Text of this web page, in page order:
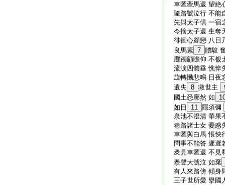
車匿牽馬還 望絶
隨路號泣行 不能
先與太子倶 一宿
今捨太子還 生奪
徘徊心顧戀 八日
良馬素 7 體駿
躑躅顧瞻仰 不覩
流涙四體垂 憔悴
旋轉慟悲鳴 日夜
遺失 8 救世主
國土悉廓然 如
如日
11 隱須彌
泉池不澄清 華果
巷路諸士女 憂慼
車匿與白馬 悵怏
問事不能答 遲遲
衆見車匿還 不見
擧聲大號泣 如棄
有人來路傍 傾身
王子世所愛 擧國